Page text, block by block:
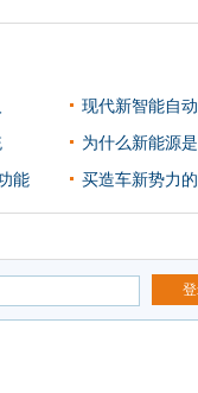
现代新智能自
为什么新能源
能 买造车新势力